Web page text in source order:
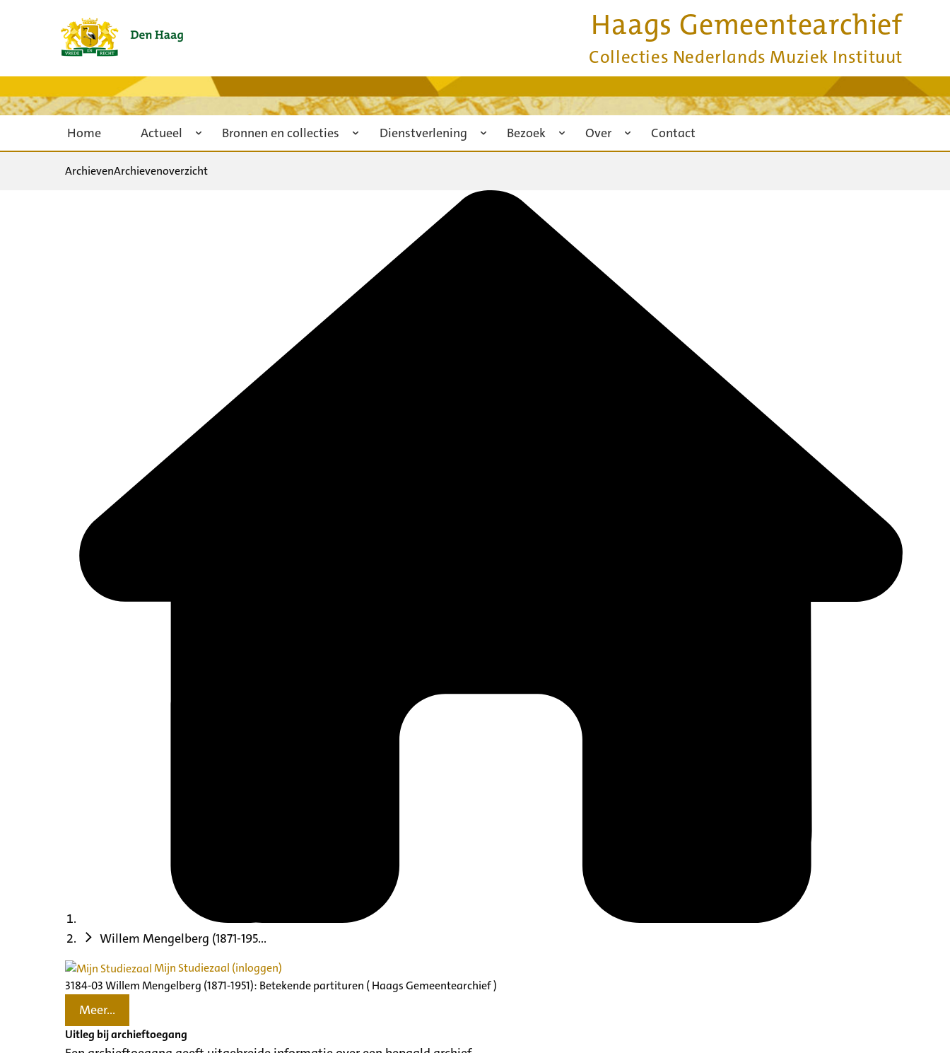
Haags Gemeentearchief
Collecties Nederlands Muziek Instituut
Home Actueel Bronnen en collecties Dienstverlening Bezoek Over Contact
ArchievenArchievenoverzicht
Willem Mengelberg (1871-195...
Mijn Studiezaal (inloggen)
3184-03 Willem Mengelberg (1871-1951): Betekende partituren ( Haags Gemeentearchief )
Meer...
Uitleg bij archieftoegang